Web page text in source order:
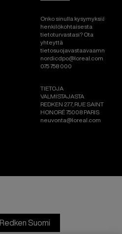
Onko sinulla kysymyksiä
henkilökohtaisesta
tietoturvastasi? Ota
yhteyttä
tietosuojavastaavaamme:
nordicdpo@loreal.com &
075 758 000
TIETOJA
VALMISTAJASTA
REDKEN 277, RUE SAINT
HONORÉ 75008 PARIS
neuvonta@loreal.com
Redken Suomi